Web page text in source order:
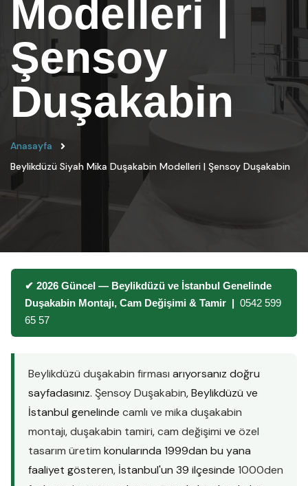
Modelleri |
Şensoy
Duşakabin
Anasayfa
Beylikdüzü Siyah Mika Duşakabin Modelleri | Şensoy Duşakabin
✔ 2026 Güncel — Beylikdüzü ve İstanbul Genelinde
Duşakabin Montajı, Cam Değişimi & Tamir | 0542 599
65 57
Beylikdüzü duşakabin firması arıyorsanız doğru
sayfadasınız. Şensoy Duşakabin, Beylikdüzü ve
İstanbul genelinde camlı ve mika duşakabin
montajı,duşakabin tamiri,cam değişimi ve özel
tasarım üretim konularında 1999dan bu yana
faaliyet gösteren, İstanbul'un 39 ilçesinde 1000den